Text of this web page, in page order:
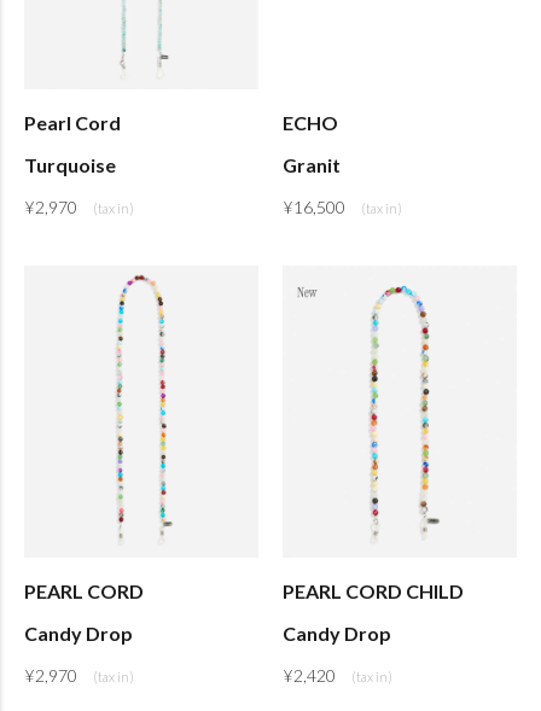
Pearl Cord
Turquoise
¥2,970
ECHO
Granit
¥16,500
PEARL CORD
Candy Drop
¥2,970
PEARL CORD CHILD
Candy Drop
¥2,420